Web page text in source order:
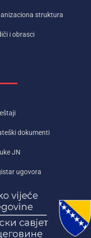
struktura
i obrasci
dokumenti
JN
ugovora